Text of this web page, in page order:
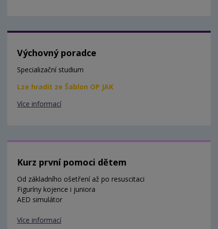
Výchovný poradce
Specializační studium
Lze hradit ze Šablon OP JAK
Více informací
Kurz první pomoci dětem
Od základního ošetření až po resuscitaci
Figuríny kojence i juniora
AED simulátor
Více informací